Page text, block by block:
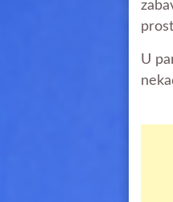
U